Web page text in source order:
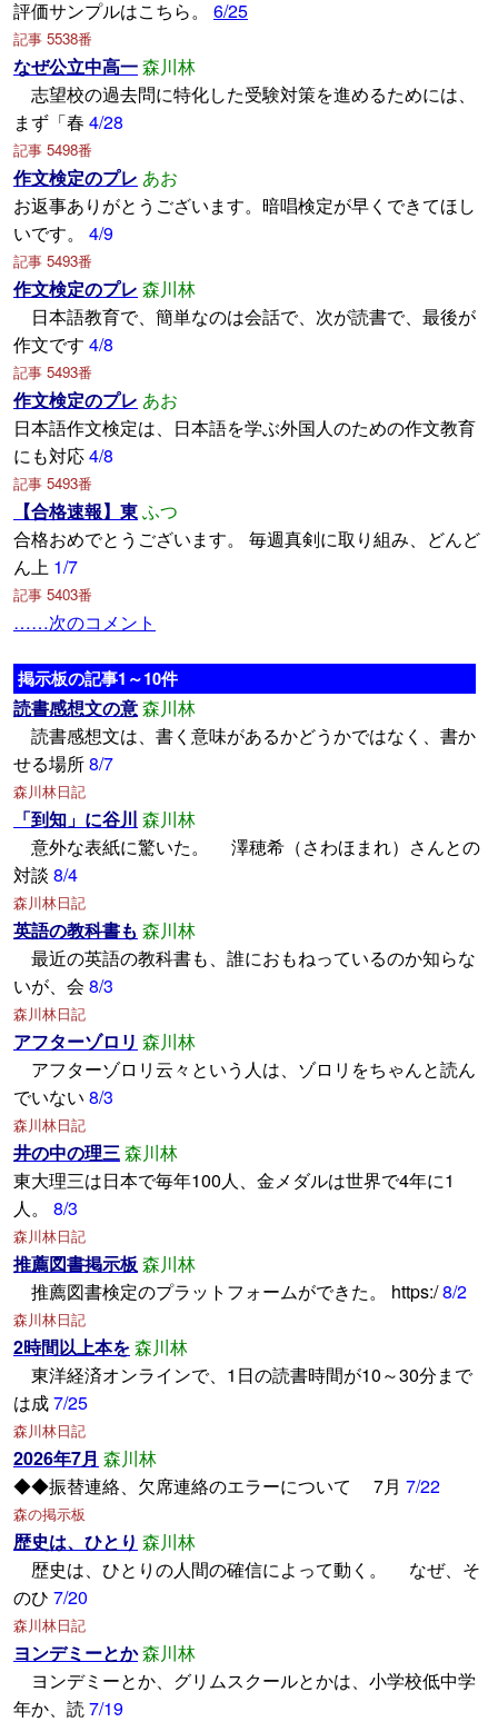
評価サンプルはこちら。 6/25
記事 5538番
なぜ公立中高一森川林
志望校の過去問に特化した受験対策を進めるためには、
まず「春 4/28
記事 5498番
作文検定のプレ あお
お返事ありがとうございます。暗唱検定が早くできてほし
いです。
4/9
記事 5493番
作文検定のプレ 森川林
日本語教育で、簡単なのは会話で、次が読書で、最後が
作文です 4/8
記事 5493番
作文検定のプレ あお
日本語作文検定は、日本語を学ぶ外国人のための作文教育
にも対応4/8
記事 5493番
【合格速報】東ふつ
合格おめでとうございます。 毎週真剣に取り組み、どんど
ん上 1/7
記事 5403番
……次のコメント
掲示板の記事1～10件
読書感想文の意森川林
読書感想文は、書く意味があるかどうかではなく、書か
せる場所8/7
森川林日記
「到知」に谷川 森川林
意外な表紙に驚いた。 澤穂希（さわほまれ）さんとの
対談 8/4
森川林日記
英語の教科書も 森川林
最近の英語の教科書も、誰におもねっているのか知らな
いが、会 8/3
森川林日記
アフターゾロリ 森川林
アフターゾロリ云々という人は、ゾロリをちゃんと読ん
でいない 8/3
森川林日記
井の中の理三森川林
東大理三は日本で毎年100人、金メダルは世界で4年に1
人。 8/3
森川林日記
推薦図書掲示板森川林
推薦図書検定のプラットフォームができた。 https:/8/2
森川林日記
2時間以上本を森川林
東洋経済オンラインで、1日の読書時間が10～30分まで
は成7/25
森川林日記
2026年7月 森川林
◆◆振替連絡、欠席連絡のエラーについて 7月 7/22
森の掲示板
歴史は、ひとり 森川林
歴史は、ひとりの人間の確信によって動く。 なぜ、そ
のひ 7/20
森川林日記
ヨンデミーとか森川林
ヨンデミーとか、グリムスクールとかは、小学校低中学
年か、読7/19